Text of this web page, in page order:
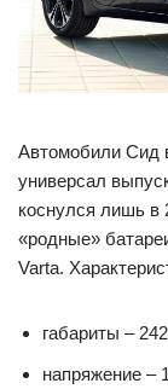
Автомобили Сид
универсал
коснулся лишь в
«родные»
Varta.
габариты –
напряжение –